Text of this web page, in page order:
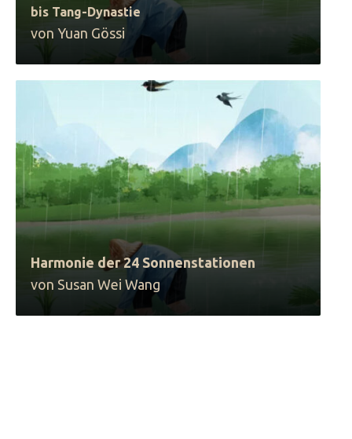
bis Tang-Dynastie
von Yuan Gössi
Harmonie der 24 Sonnenstationen
von Susan Wei Wang